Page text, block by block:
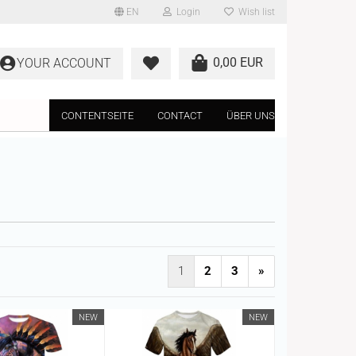
EN Login Wish list
0,00 EUR
YOUR ACCOUNT
CONTENTSEITE CONTACT ÜBER UNS
1 2 3 »
NEW NEW